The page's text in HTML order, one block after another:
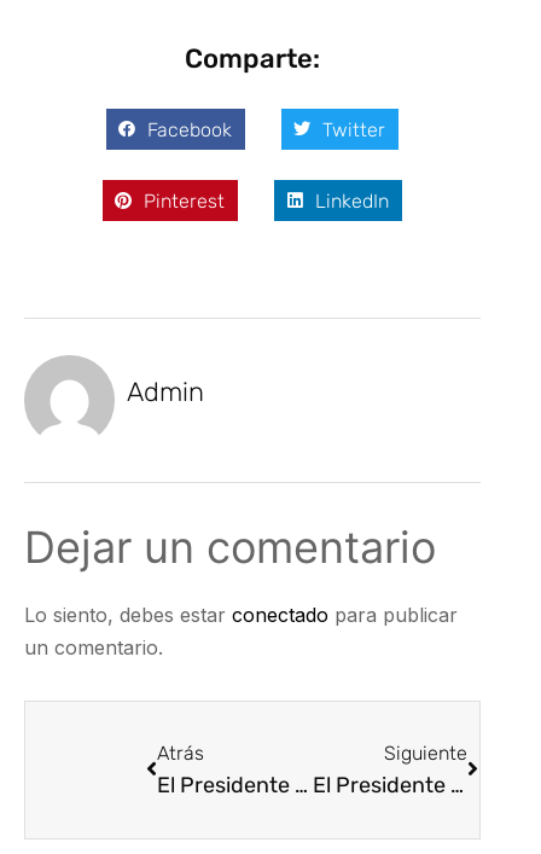
Comparte:
Facebook Twitter
Pinterest LinkedIn
Admin
Dejar un comentario
Lo siento, debes estar conectado para publicar
un comentario.
Atrás
El Presidente Ejecutivo Nacional de Asopartes Carlos Andrés Pineda Osorio @cpinedao asiste al encuentro de afiliados 2022 de la Cámara de Industria y Comercio Colombo-Alemana @ahkcolombia . Excelente encuentro con Juan Felipe Bedoya @PorscheColombia @VolkswagenCo
Siguiente
El Presidente Ejecutivo Nacional de Asopartes Carlos Andrés Pineda Osorio @cpinedao en el marco de la reunión gremial @AliadasAlianza expuso al candidato @FicoGutierrez la actualidad del sector automotriz.